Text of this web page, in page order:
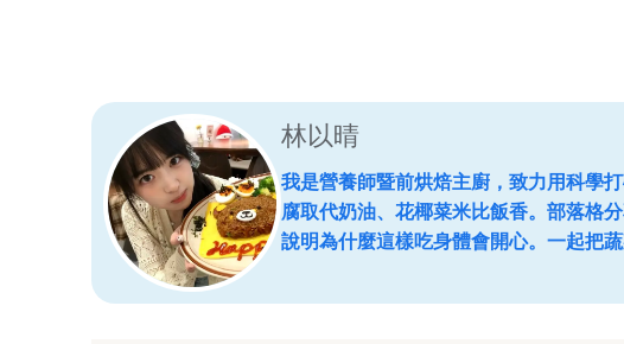
林以晴
我是營養師暨前烘焙主廚，致力用科學
腐取代奶油、花椰菜米比飯香。部落格
說明為什麼這樣吃身體會開心。一起把